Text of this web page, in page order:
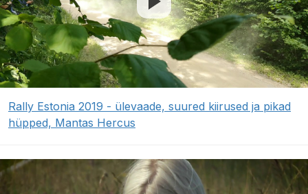
Rally Estonia 2019 - ülevaade, suured kiirused ja pikad
hüpped, Mantas Hercus